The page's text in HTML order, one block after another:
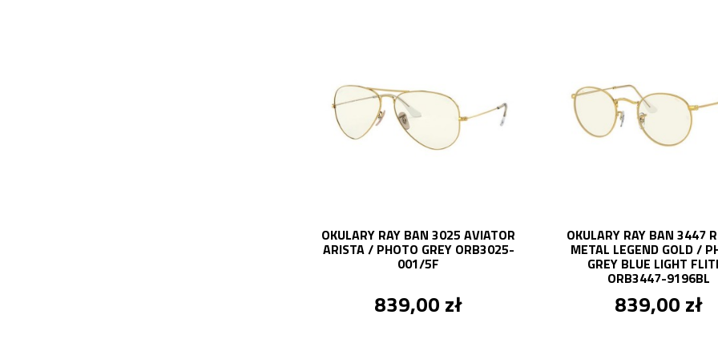
OKULARY RAY BAN 3025 AVIATOR
ARISTA / PHOTO GREY ORB3025-
001/5F
839,00 zł
OKULARY RAY BAN 3447
METAL LEGEND GOLD /
GREY BLUE LIGHT
ORB3447-9196BL
839,00 zł